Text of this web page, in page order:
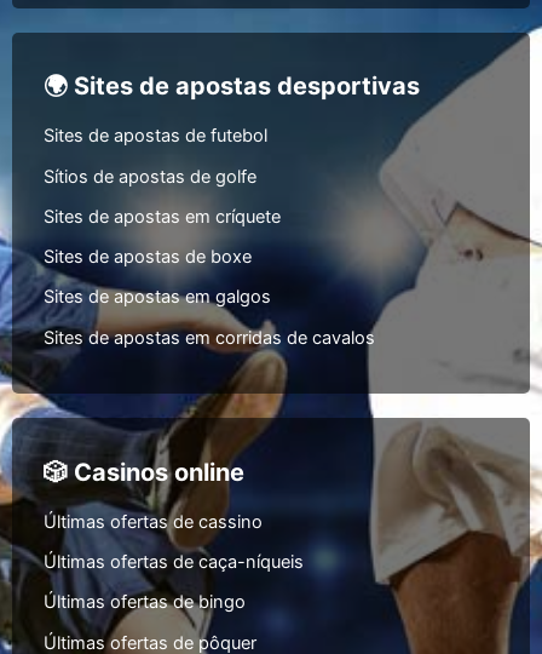
🌍 Sites de apostas desportivas
Sites de apostas de futebol
Sítios de apostas de golfe
Sites de apostas em críquete
Sites de apostas de boxe
Sites de apostas em galgos
Sites de apostas em corridas de cavalos
🎲 Casinos online
Últimas ofertas de cassino
Últimas ofertas de caça-níqueis
Últimas ofertas de bingo
Últimas ofertas de pôquer